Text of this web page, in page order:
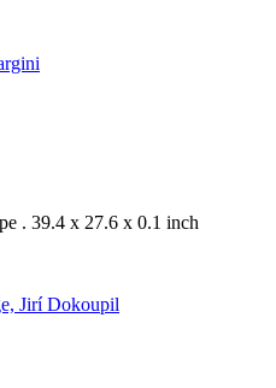
. 39.4 x 27.6 x 0.1 inch